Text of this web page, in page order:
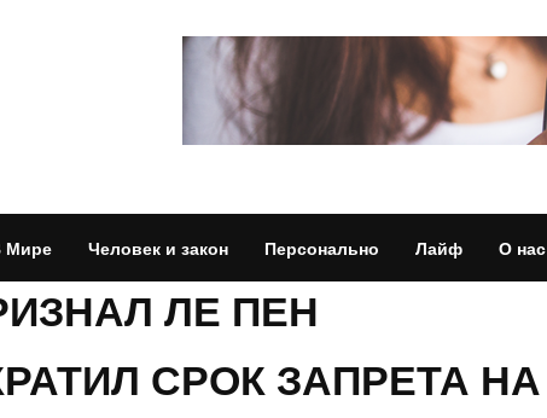
Мире Человек и закон Персонально Лайф О нас
ЛЕ ПЕН
СРОК ЗАПРЕТА НА